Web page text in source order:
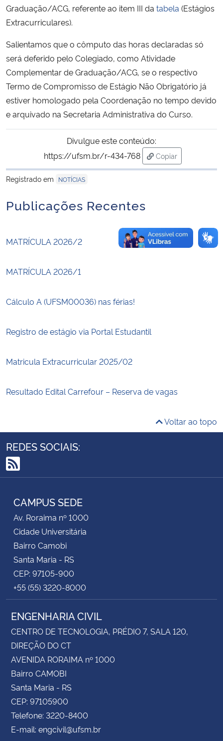
Ministério do Desenvolvimento Regional
Ministério da Mulher, da Família e dos Direitos Humanos
Secretaria-Geral
Secretaria de Governo
Gabinete de Segurança Institucional
Advocacia-Geral da União
Graduação/ACG, referente ao item III da tabela (Estágios
Extracurriculares).
Salientamos que o cômputo das horas declaradas só
será deferido pelo Colegiado, como Atividade
Complementar de Graduação/ACG, se o respectivo
Termo de Compromisso de Estágio Não Obrigatório já
estiver homologado pela Coordenação no tempo devido
e arquivado na Secretaria Administrativa do Curso.
Divulgue este conteúdo:
https://ufsm.br/r-434-768
Copiar
para área de
Registrado em
NOTÍCIAS
Publicações Recentes
MATRÍCULA 2026/2
MATRÍCULA 2026/1
Cálculo A (UFSM00036) nas férias!
Registro de estágio via Portal Estudantil
Matricula Extracurricular 2025/02
Resultado Edital Carrefour – Reserva de vagas
Voltar ao topo
REDES SOCIAIS:
RSS
CAMPUS SEDE
Av. Roraima nº 1000
Cidade Universitária
Bairro Camobi
Santa Maria - RS
CEP: 97105-900
+55 (55) 3220-8000
ENGENHARIA CIVIL
CENTRO DE TECNOLOGIA, PRÉDIO 7, SALA 120,
DIREÇÃO DO CT
AVENIDA RORAIMA nº 1000
Bairro CAMOBI
Santa Maria - RS
CEP: 97105900
Telefone: 3220-8400
E-mail: engcivil@ufsm.br